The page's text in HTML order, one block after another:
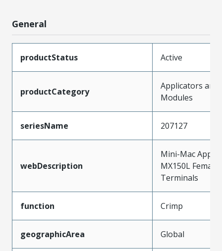
General
productStatus Active
productCategory
Applicators and
Modules
seriesName 207127
webDescription
Mini-Mac
MX150L Female
Terminals
function Crimp
geographicArea Global